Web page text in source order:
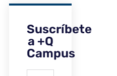
Suscríbete
a +Q
Campus